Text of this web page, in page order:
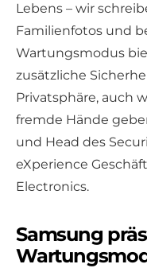
Lebens – wir
Familienfotos und
Wartungsmodus
zusätzliche
Privatsphäre, auch
fremde Hände
und Head des
eXperience
Electronics.
Samsung